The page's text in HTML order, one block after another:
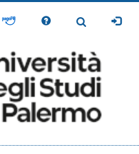
Toggle